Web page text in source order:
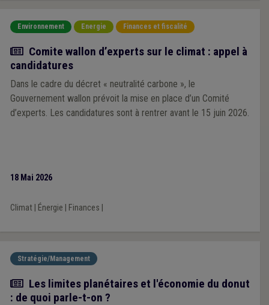
Environnement Energie Finances et fiscalité
Actualité
Comite wallon d’experts sur le climat : appel à
candidatures
Dans le cadre du décret « neutralité carbone », le
Gouvernement wallon prévoit la mise en place d’un Comité
d’experts. Les candidatures sont à rentrer avant le 15 juin 2026.
18 Mai 2026
Climat| Énergie Finances
Stratégie/Management
Article
Les limites planétaires et l'économie du donut
: de quoi parle-t-on ?